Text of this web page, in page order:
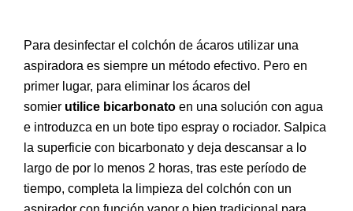
Para desinfectar el colchón de ácaros utilizar una
aspiradora es siempre un método efectivo. Pero en
primer lugar, para eliminar los ácaros del
somier utilice bicarbonato en una solución con agua
e introduzca en un bote tipo espray o rociador. Salpica
la superficie con bicarbonato y deja descansar a lo
largo de por lo menos 2 horas, tras este período de
tiempo, completa la limpieza del colchón con un